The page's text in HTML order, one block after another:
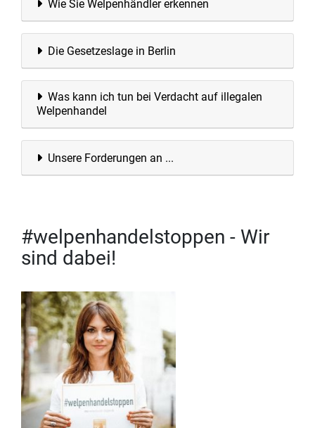
Wie Sie Welpenhändler erkennen
Die Gesetzeslage in Berlin
Was kann ich tun bei Verdacht auf illegalen
Welpenhandel
Unsere Forderungen an ...
#welpenhandelstoppen - Wir
sind dabei!